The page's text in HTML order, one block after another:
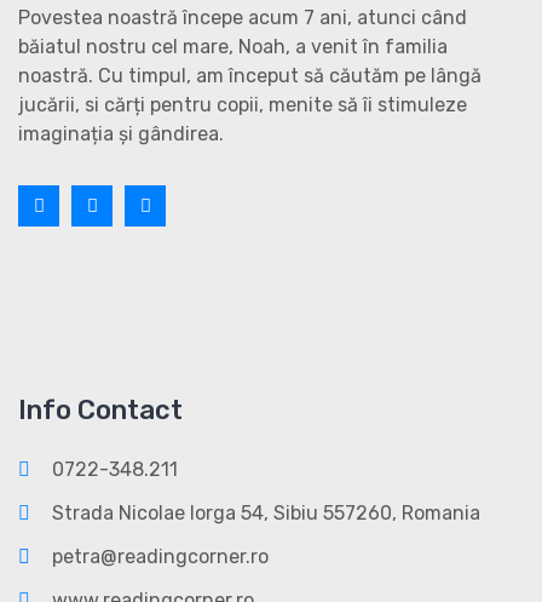
Povestea noastră începe acum 7 ani, atunci când
băiatul nostru cel mare, Noah, a venit în familia
noastră. Cu timpul, am început să căutăm pe lângă
jucării, si cărți pentru copii, menite să îi stimuleze
imaginația și gândirea.
Info Contact
0722-348.211
Strada Nicolae Iorga 54, Sibiu 557260, Romania
petra@readingcorner.ro
www.readingcorner.ro